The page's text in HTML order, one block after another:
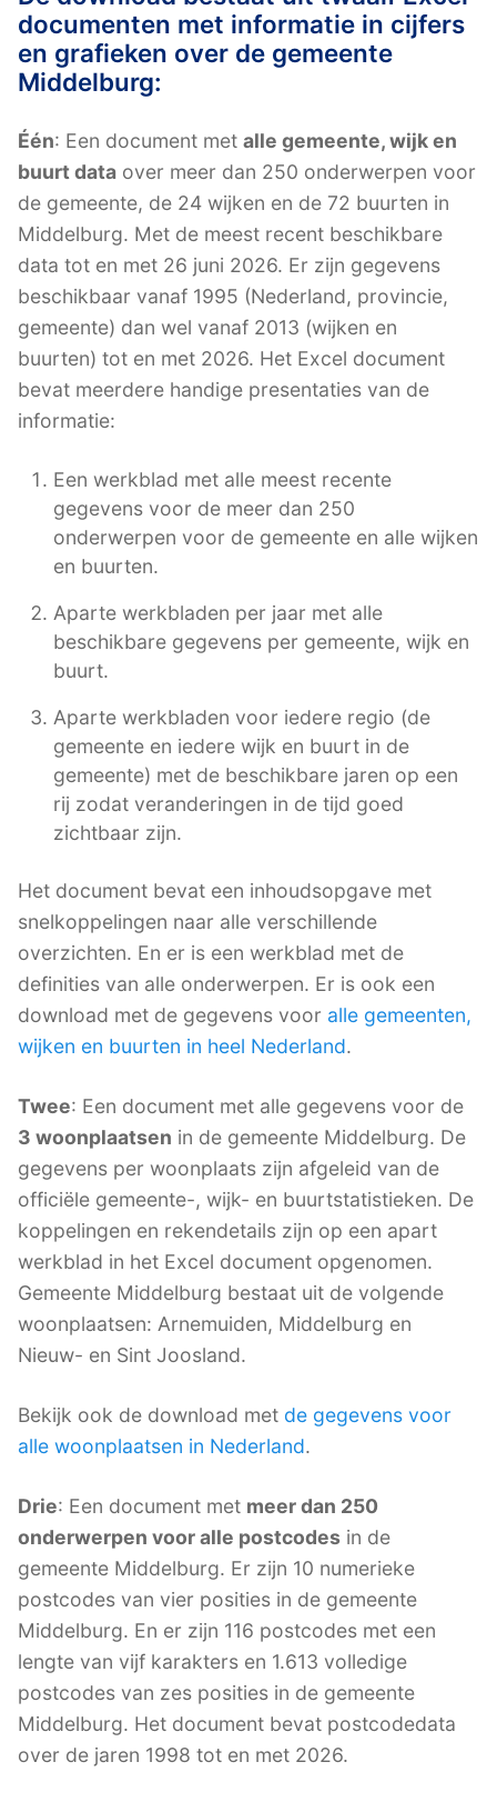
documenten met informatie in cijfers
en grafieken over de gemeente
Middelburg:
Één: Een document met alle gemeente, wijk en
buurt data over meer dan 250 onderwerpen voor
de gemeente, de 24 wijken en de 72 buurten in
Middelburg. Met de meest recent beschikbare
data tot en met 26 juni 2026. Er zijn gegevens
beschikbaar vanaf 1995 (Nederland, provincie,
gemeente) dan wel vanaf 2013 (wijken en
buurten) tot en met 2026. Het Excel document
bevat meerdere handige presentaties van de
informatie:
Een werkblad met alle meest recente
gegevens voor de meer dan 250
onderwerpen voor de gemeente en alle wijken
en buurten.
Aparte werkbladen per jaar met alle
beschikbare gegevens per gemeente, wijk en
buurt.
Aparte werkbladen voor iedere regio (de
gemeente en iedere wijk en buurt in de
gemeente) met de beschikbare jaren op een
rij zodat veranderingen in de tijd goed
zichtbaar zijn.
Het document bevat een inhoudsopgave met
snelkoppelingen naar alle verschillende
overzichten. En er is een werkblad met de
definities van alle onderwerpen. Er is ook een
download met de gegevens voor alle gemeenten,
wijken en buurten in heel Nederland.
Twee: Een document met alle gegevens voor de
3 woonplaatsen in de gemeente Middelburg. De
gegevens per woonplaats zijn afgeleid van de
officiële gemeente-, wijk- en buurtstatistieken. De
koppelingen en rekendetails zijn op een apart
werkblad in het Excel document opgenomen.
Gemeente Middelburg bestaat uit de volgende
woonplaatsen: Arnemuiden, Middelburg en
Nieuw- en Sint Joosland.
Bekijk ook de download met de gegevens voor
alle woonplaatsen in Nederland.
Drie: Een document met meer dan 250
onderwerpen voor alle postcodes in de
gemeente Middelburg. Er zijn 10 numerieke
postcodes van vier posities in de gemeente
Middelburg. En er zijn 116 postcodes met een
lengte van vijf karakters en 1.613 volledige
postcodes van zes posities in de gemeente
Middelburg. Het document bevat postcodedata
over de jaren 1998 tot en met 2026.